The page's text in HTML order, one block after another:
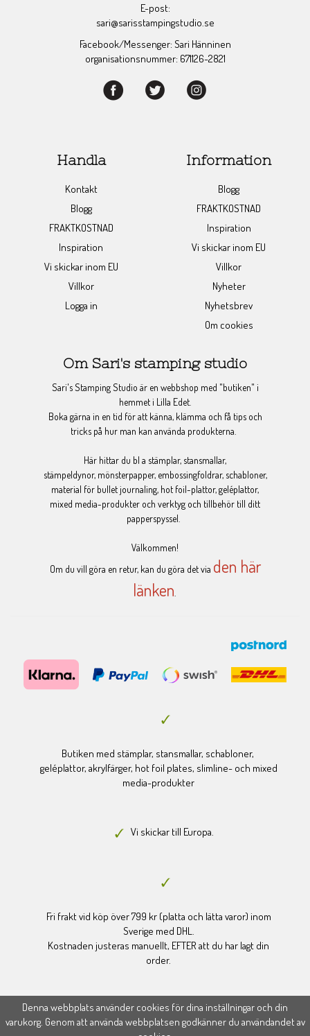
E-post:
sari@sarisstampingstudio.se
Facebook/Messenger: Sari Hänninen
organisationsnummer: 671126-2821
Handla
Kontakt
Blogg
FRAKTKOSTNAD
Inspiration
Vi skickar inom EU
Villkor
Logga in
Information
Blogg
FRAKTKOSTNAD
Inspiration
Vi skickar inom EU
Villkor
Nyheter
Nyhetsbrev
Om cookies
Om Sari's stamping studio
Sari's Stamping Studio är en webbshop med "butiken" i
hemmet i Lilla Edet.
Boka gärna in en tid för att känna, klämma och få tips och
tricks på hur man kan använda produkterna.
Här hittar du bl a stämplar, stansmallar,
stämpeldynor, mönsterpapper, embossingfoldrar, schabloner,
material för bullet journaling, hot foil-plattor, geléplattor,
mixed media-produkter och verktyg och tillbehör till ditt
papperspyssel.
Välkommen!
Om du vill göra en retur, kan du göra det via den här
länken
Butiken med stämplar, stansmallar, schabloner,
geléplattor, akrylfärger, hot foil plates, slimline- och mixed
media-produkter
Vi skickar till Europa.
Fri frakt vid köp över 799 kr (platta och lätta varor) inom
Sverige med DHL.
Kostnaden justeras manuellt, EFTER att du har lagt din
order.
Denna webbplats använder cookies för dina inställningar och din
varukorg. Genom att använda webbplatsen godkänner du användandet av